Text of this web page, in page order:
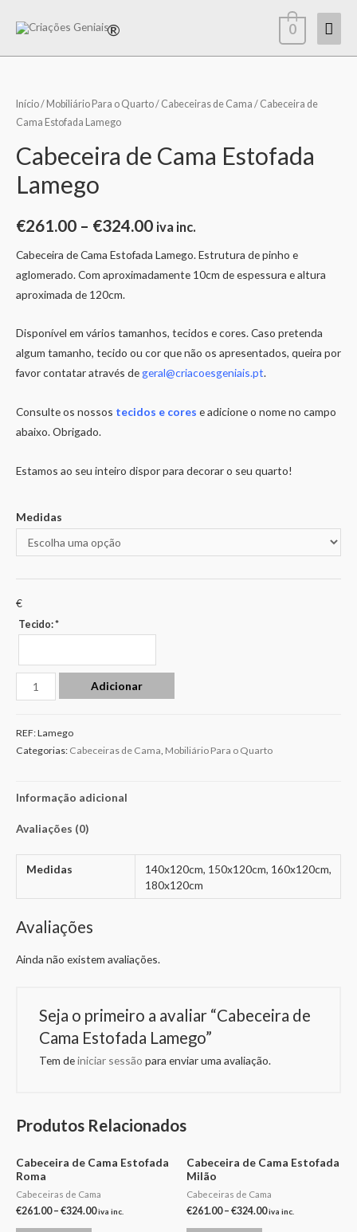
0
Início/ Mobiliário Para o Quarto/ Cabeceiras de Cama / Cabeceira de
Cama Estofada Lamego
Cabeceira de Cama Estofada
Lamego
€261.00 – €324.00 iva inc.
Cabeceira de Cama Estofada Lamego. Estrutura de pinho e
aglomerado. Com aproximadamente 10cm de espessura e altura
aproximada de 120cm.
Disponível em vários tamanhos, tecidos e cores. Caso pretenda
algum tamanho, tecido ou cor que não os apresentados, queira por
favor contatar através degeral@criacoesgeniais.pt.
Consulte os nossos tecidos e cores e adicione o nome no campo
abaixo. Obrigado.
Estamos ao seu inteiro dispor para decorar o seu quarto!
Medidas
€
Tecido:*
Adicionar
REF:Lamego
Categorias: Cabeceiras de Cama Mobiliário Para o Quarto
Informação adicional
Avaliações (0)
Medidas
140x120cm, 150x120cm, 160x120cm,
180x120cm
Avaliações
Ainda não existem avaliações.
Seja o primeiro a avaliar “Cabeceira de
Cama Estofada Lamego”
Tem deiniciar sessão para enviar uma avaliação.
Produtos Relacionados
Cabeceira de Cama Estofada
Roma
Cabeceiras de Cama
€261.00– €324.00iva inc.
Cabeceira de Cama Estofada
Milão
Cabeceiras de Cama
€261.00– €324.00iva inc.